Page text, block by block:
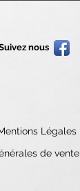
nous
Légales
de vente